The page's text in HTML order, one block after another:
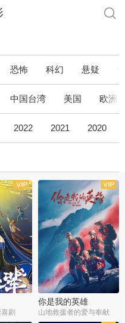
恐怖 科幻 悬疑
中国台湾 美国 欧洲
2022 2021 2020
剧
你是我的英雄
山地救援者的爱与奉献